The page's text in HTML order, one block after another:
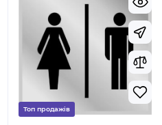
Топ продажів